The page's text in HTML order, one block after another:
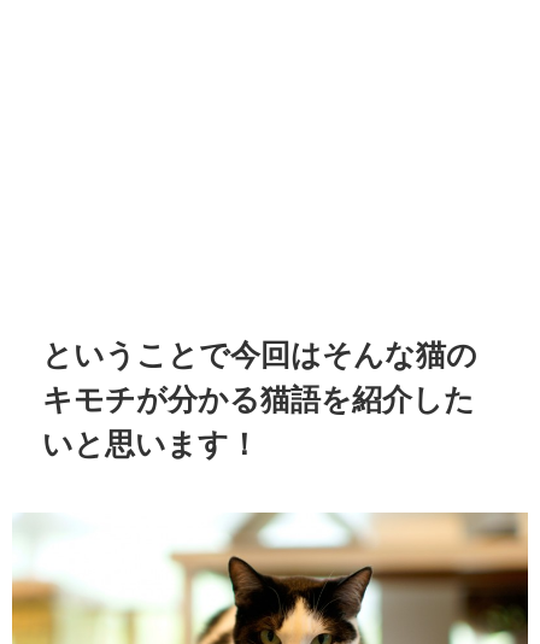
ということで今回はそんな猫の
キモチが分かる猫語を紹介した
いと思います！